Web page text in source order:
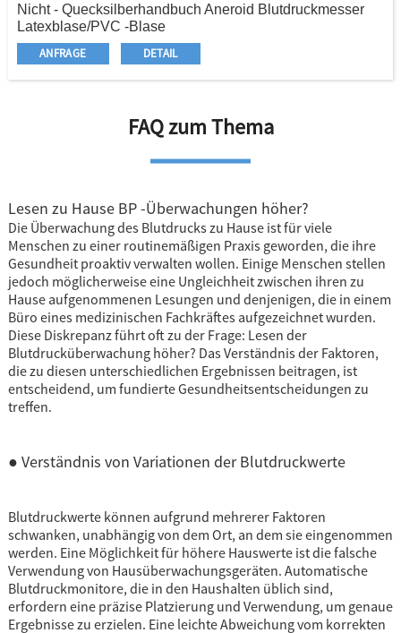
Nicht - Quecksilberhandbuch Aneroid Blutdruckmesser
Latexblase/PVC -Blase
Nylonmanschette/Baumwollmanschette
Manschette mit Metallring/ohne Metallring
Latexbirne/PVC -Glühbirne
Mit Stethoskop/ohne Stethoskop
ANFRAGE DETAIL
FAQ zum Thema
Lesen zu Hause BP -Überwachungen höher?
Die Überwachung des Blutdrucks zu Hause ist für viele
Menschen zu einer routinemäßigen Praxis geworden, die ihre
Gesundheit proaktiv verwalten wollen. Einige Menschen stellen
jedoch möglicherweise eine Ungleichheit zwischen ihren zu
Hause aufgenommenen Lesungen und denjenigen, die in einem
Büro eines medizinischen Fachkräftes aufgezeichnet wurden.
Diese Diskrepanz führt oft zu der Frage: Lesen der
Blutdrucküberwachung höher? Das Verständnis der Faktoren,
die zu diesen unterschiedlichen Ergebnissen beitragen, ist
entscheidend, um fundierte Gesundheitsentscheidungen zu
treffen.
● Verständnis von Variationen der Blutdruckwerte
Blutdruckwerte können aufgrund mehrerer Faktoren
schwanken, unabhängig von dem Ort, an dem sie eingenommen
werden. Eine Möglichkeit für höhere Hauswerte ist die falsche
Verwendung von Hausüberwachungsgeräten. Automatische
Blutdruckmonitore, die in den Haushalten üblich sind,
erfordern eine präzise Platzierung und Verwendung, um genaue
Ergebnisse zu erzielen. Eine leichte Abweichung vom korrekten